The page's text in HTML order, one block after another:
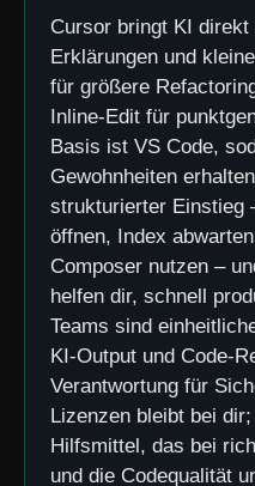
Cursor bringt KI
Erklärungen und
für größere
Inline-Edit für
Basis ist VS Code,
Gewohnheiten
strukturierter Einstieg
öffnen, Index
Composer nutzen –
helfen dir, schnell
Teams sind
KI-Output und Code-
Verantwortung für
Lizenzen bleibt bei
Hilfsmittel, das bei
und die Codequalität